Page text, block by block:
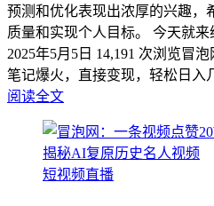
预测和优化表现出浓厚的兴趣，
质量和实现个人目标。 今天就来
2025年5月5日 14,191 次浏览冒泡
笔记爆火，直接变现，轻松日入
阅读全文
短视频直播